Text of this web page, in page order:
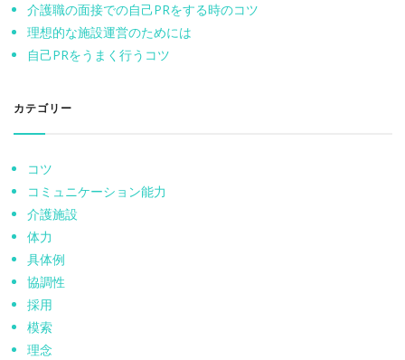
介護職の面接での自己PRをする時のコツ
理想的な施設運営のためには
自己PRをうまく行うコツ
カテゴリー
コツ
コミュニケーション能力
介護施設
体力
具体例
協調性
採用
模索
理念